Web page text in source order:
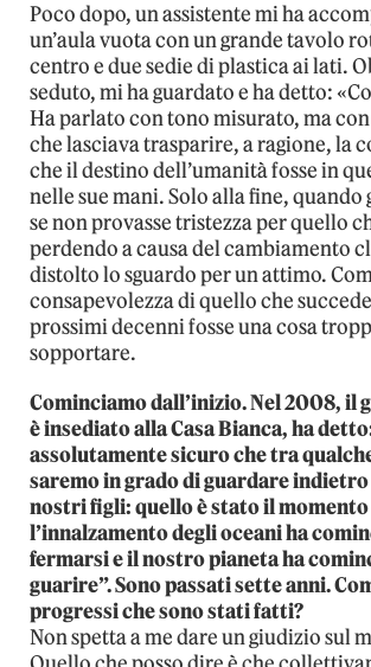
Poco dopo, un assistente mi ha
un’aula vuota con un grande tavolo
centro e due sedie di plastica ai lati.
seduto, mi ha guardato e ha detto:
Ha parlato con tono misurato, ma
che lasciava trasparire, a ragione, la
che il destino dell’umanità fosse in
nelle sue mani. Solo alla fine, quando
se non provasse tristezza per quello
perdendo a causa del cambiamento
distolto lo sguardo per un attimo.
consapevolezza di quello che
prossimi decenni fosse una cosa
sopportare.
Cominciamo dall’inizio. Nel 2008, il
è insediato alla Casa Bianca, ha
assolutamente sicuro che tra
saremo in grado di guardare indietro
nostri figli: quello è stato il
l’innalzamento degli oceani ha
fermarsi e il nostro pianeta ha
guarire”. Sono passati sette anni.
progressi che sono stati fatti?
Non spetta a me dare un giudizio sul